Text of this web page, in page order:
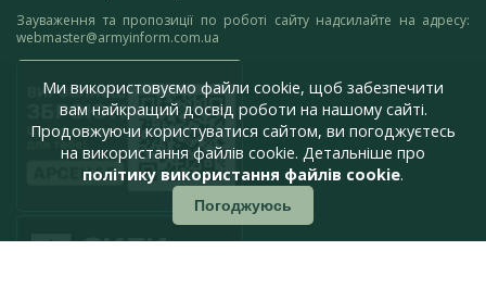
Зауваження та пропозиції по роботі сайту надсилайте на адресу:
webmaster@armyinform.com.ua
Ми використовуємо файли cookie, щоб забезпечити
вам найкращий досвід роботи на нашому сайті.
Продовжуючи користуватися сайтом, ви погоджуєтесь
на використання файлів cookie. Детальніше про
політику використання файлів cookie.
Погоджуюсь